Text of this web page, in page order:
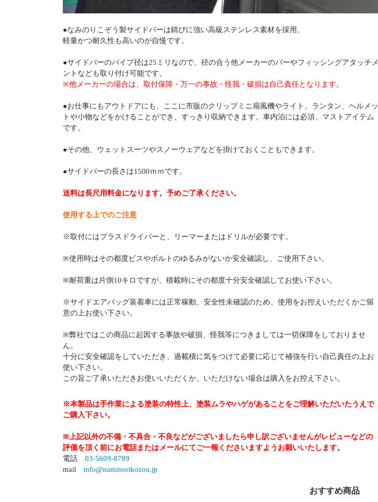
●なみのりこぞう製サイドバーは錆びに強い高級ステンレス素材を採用。
軽量かつ耐久性も高いのが自慢です。
●サイドバーのパイプ径は25ミリなので、径の合う他メーカーのバーやフィッシングアタッチメ
ントなども取り付け可能です。
※他メーカーの場合は、取付保障・万一の事故・怪我・破損は自己責任となります。
●お仕事にもアウトドアにも、ここに市販のクリップミニ扇風機やライト、ランタン、ヘルメッ
トや小物などをかけることができ、すっきり収納できます。車内泊には必須、マストアイテム
です。
●その他、ウェットスーツやスノーウェアなどを掛けておくこともできます。
●サイドバーの長さは1500ｍｍです。
送料は長尺用料金になります。予めご了承ください。
使用する上でのご注意
※取付にはプラスドライバーと、リーマーまたはドリルが必要です。
※使用時はその都度ビスやボルトのゆるみがないか安全確認し、ご使用下さい。
※耐荷重は片側10キロですが、積載時にその都度十分安全確認してお使い下さい。
※サイドエアバッグ装着車には正常稼動、安全性未確認のため、使用をお控えいただくかご留
意の上お使い下さい。
※弊社ではこの商品に起因する事故や破損、怪我等につきましては一切保障をしておりませ
ん。
十分に安全確認をしていただき、過載積に気をつけて必要に応じて補強を行い自己責任の上お
使い下さい。
この旨ご了承いただきお使いいただくか、いただけない場合は購入をお控え下さい。
※本製品は手作業による塗装の特性上、塗装ムラやハゲがあることをご理解いただいたうえで
ご購入下さい。
※上記以外の不備・不具合・不良などがございましたら申し訳ございませんがレビューなどの
評価を頂く前にお電話またはメールにてご一報くださいますようお願いいたします。
電話 03-5609-8789
mail info@naminorikozou.jp
おすすめ商品